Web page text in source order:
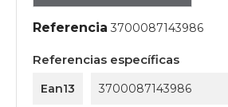
Referencia 3700087143986
Referencias específicas
Ean13 3700087143986